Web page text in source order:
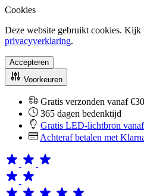
Cookies
Deze website gebruikt cookies. Kijk
privacyverklaring.
Accepteren
Voorkeuren
Gratis verzonden vanaf €30
365 dagen bedenktijd
Gratis LED-lichtbron
Achteraf betalen met